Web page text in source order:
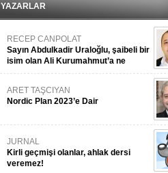
YAZARLAR
RECEP CANPOLAT
Sayın Abdulkadir Uraloğlu, şaibeli bir
isim olan Ali Kurumahmut’a ne
danışıyorsunuz?
ARET TAŞCIYAN
Nordic Plan 2023’e Dair
JURNAL
Kirli geçmişi olanlar, ahlak dersi
veremez!